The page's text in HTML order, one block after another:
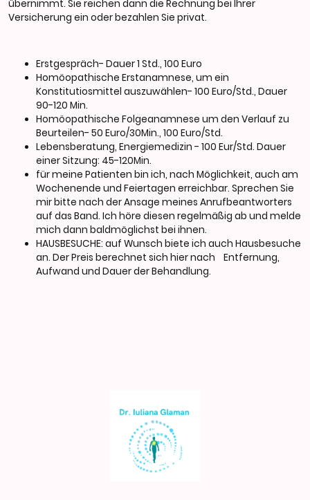
übernimmt. Sie reichen dann die Rechnung bei Ihrer
Versicherung ein oder bezahlen Sie privat.
Erstgespräch- Dauer 1 Std., 100 Euro
Homöopathische Erstanamnese, um ein
Konstitutiosmittel auszuwählen- 100 Euro/Std., Dauer
90-120 Min.
Homöopathische Folgeanamnese um den Verlauf zu
Beurteilen- 50 Euro/30Min., 100 Euro/Std.
Lebensberatung, Energiemedizin - 100 Eur/Std. Dauer
einer Sitzung: 45-120Min.
für meine Patienten bin ich, nach Möglichkeit, auch am
Wochenende und Feiertagen erreichbar. Sprechen Sie
mir bitte nach der Ansage meines Anrufbeantworters
auf das Band. Ich höre diesen regelmäßig ab und melde
mich dann baldmöglichst bei ihnen.
HAUSBESUCHE: auf Wunsch biete ich auch Hausbesuche
an. Der Preis berechnet sich hier nach Entfernung,
Aufwand und Dauer der Behandlung.